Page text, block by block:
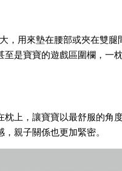
，用來墊在腰部或夾在雙腿
是寶寶的遊戲區圍欄，一枕
上，讓寶寶以最舒服的角
親子關係也更加緊密。